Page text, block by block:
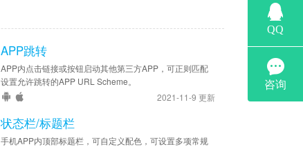
APP跳转
APP内点击链接或按钮启动其他第三方APP，可正则匹配
设置允许跳转的APP URL Scheme。
2021-11-9 更新
状态栏/标题栏
手机APP内顶部标题栏，可自定义配色，可设置多项常规